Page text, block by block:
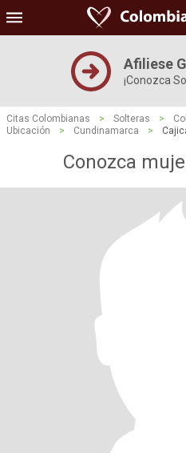
Afiliese
¡Conozca
Citas Colombianas > Solteras >
Ubicación
> Cundinamarca >
Conozca